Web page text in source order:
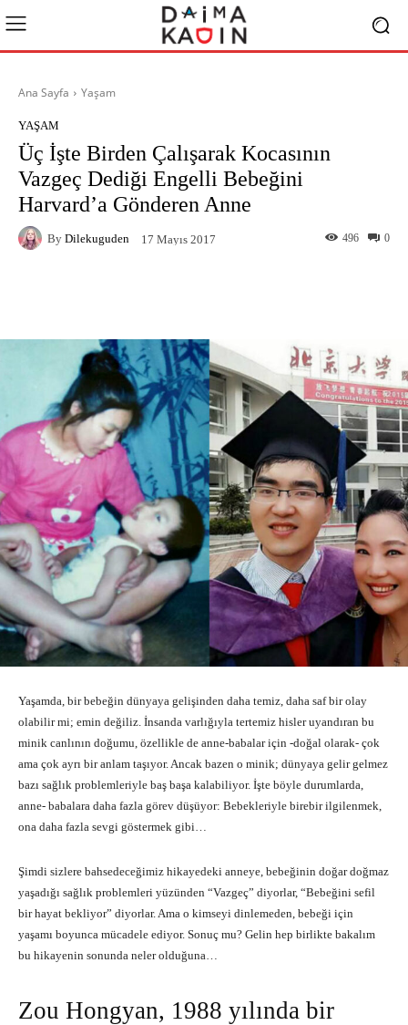
Ana Sayfa Yaşam
YAŞAM
Üç İşte Birden Çalışarak Kocasının
Vazgeç Dediği Engelli Bebeğini
Harvard’a Gönderen Anne
By Dilekuguden 17 Mayıs 2017 0
496
Yaşamda, bir bebeğin dünyaya gelişinden daha temiz, daha saf bir olay
olabilir mi; emin değiliz. İnsanda varlığıyla tertemiz hisler uyandıran bu
minik canlının doğumu, özellikle de anne-babalar için -doğal olarak- çok
ama çok ayrı bir anlam taşıyor. Ancak bazen o minik; dünyaya gelir gelmez
bazı sağlık problemleriyle baş başa kalabiliyor. İşte böyle durumlarda,
anne- babalara daha fazla görev düşüyor: Bebekleriyle birebir ilgilenmek,
ona daha fazla sevgi göstermek gibi…
Şimdi sizlere bahsedeceğimiz hikayedeki anneye, bebeğinin doğar doğmaz
yaşadığı sağlık problemleri yüzünden “Vazgeç” diyorlar, “Bebeğini sefil
bir hayat bekliyor” diyorlar. Ama o kimseyi dinlemeden, bebeği için
yaşamı boyunca mücadele ediyor. Sonuç mu? Gelin hep birlikte bakalım
bu hikayenin sonunda neler olduğuna…
Zou Hongyan, 1988 yılında bir